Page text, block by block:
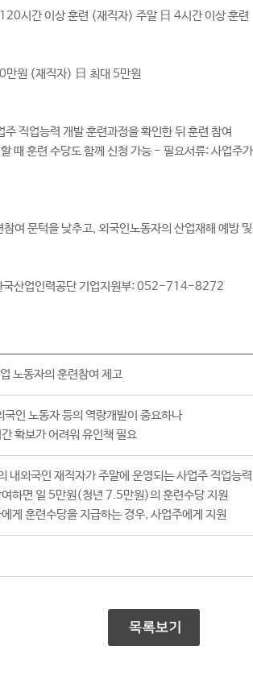
시간 이상 훈련 (재직자) 주말 日 4시간 이상 훈련
만원 (재직자) 日 최대 5만원
직업능력 개발 훈련과정을 확인한 뒤 훈련 참여
때 훈련 수당도 함께 신청 가능 - 필요서류: 사업주
여 문턱을 낮추고, 외국인노동자의 산업재해 예방
산업인력공단 기업지원부: 052-714-8272
노동자의 훈련참여 제고
국인 노동자 등의 역량개발이 중요하나
확보가 어려워 유인책 필요
내외국인 재직자가 주말에 운영되는 사업주 직업능력
하면 일 5만원(청년 7.5만원)의 훈련수당 지원
게 훈련수당을 지급하는 경우, 사업주에게 지원